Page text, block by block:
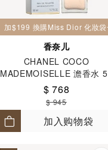
加$199 換購Miss Dior 化妝袋
香奈儿
CHANEL COCO
MADEMOISELLE 澹香水
毫升
$ 768
$ 945
加入购物袋